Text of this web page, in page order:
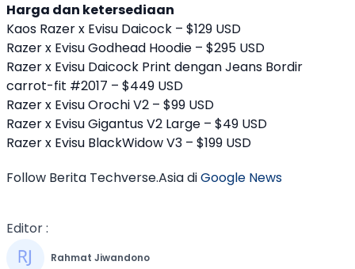
Harga dan ketersediaan
Kaos Razerx Evisu Daicock – $129 USD
Razerx EvisuGodhead Hoodie – $295 USD
Razerx Evisu Daicock Print dengan Jeans Bordir
carrot-fit #2017 – $449 USD
Razerx EvisuOrochi V2 – $99 USD
Razerx EvisuGigantus V2 Large – $49 USD
Razerx Evisu BlackWidow V3 – $199 USD
Follow Berita Techverse.Asia diGoogle News
Editor :
Rahmat Jiwandono